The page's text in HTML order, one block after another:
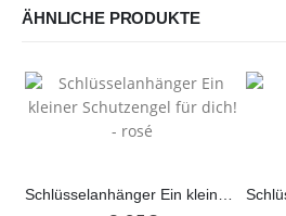
ÄHNLICHE PRODUKTE
Schlüsselanhänger Ein kleiner Schutzengel für dich! – rosé